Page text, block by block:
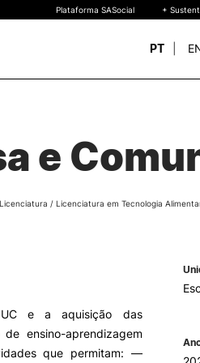
Bolsas de Mérito
Legislação | Regulamentos
Diplomas Estrangeiros
Plataforma SASocial +
PT
e
Licenciatura / Licenciatura em Tecnologia
e a aquisição das
ensino-aprendizagem
que permitam: —